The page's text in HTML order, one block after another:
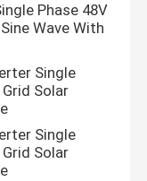
Phase 48V
Wave With
Single
Solar
Single
Solar